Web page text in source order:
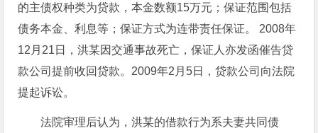
的主债权种类为贷款，本金数额15万元；保证范围包括
债务本金、利息等；保证方式为连带责任保证。 2008年
12月21日，洪某因交通事故死亡，保证人亦发函催告贷
款公司提前收回贷款。2009年2月5日，贷款公司向法院
提起诉讼。
法院审理后认为，洪某的借款行为系夫妻共同债